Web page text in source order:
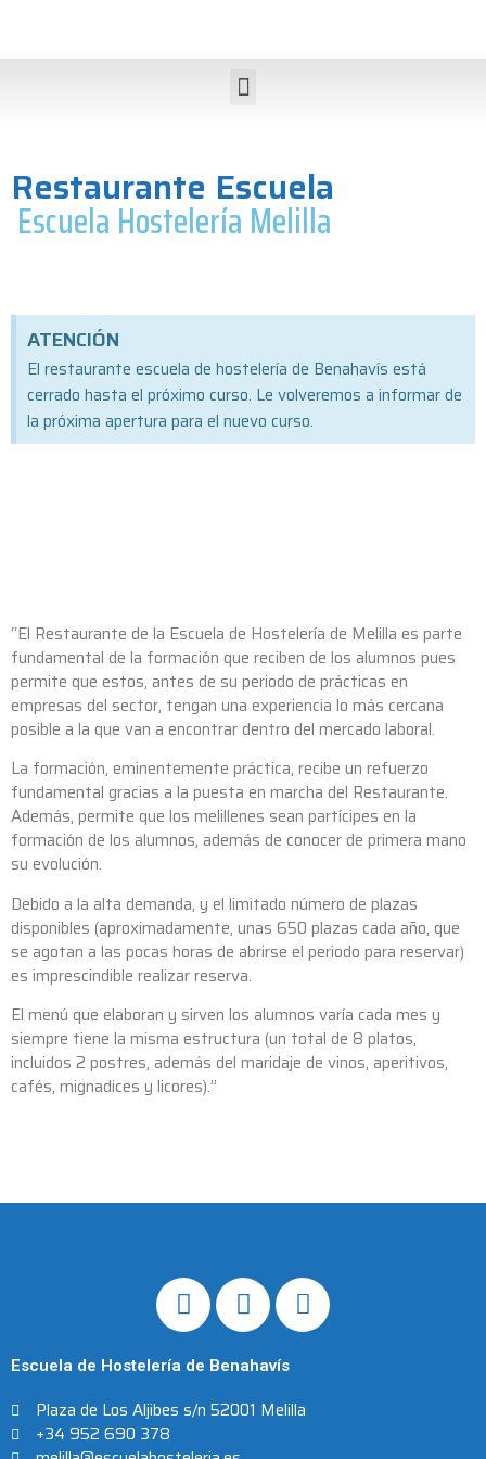
Restaurante Escuela
Escuela Hostelería Melilla
ATENCIÓN
El restaurante escuela de hostelería de Benahavís está
cerrado hasta el próximo curso. Le volveremos a informar de
la próxima apertura para el nuevo curso.
“El Restaurante de la Escuela de Hostelería de Melilla es parte
fundamental de la formación que reciben de los alumnos pues
permite que estos, antes de su periodo de prácticas en
empresas del sector, tengan una experiencia lo más cercana
posible a la que van a encontrar dentro del mercado laboral.
La formación, eminentemente práctica, recibe un refuerzo
fundamental gracias a la puesta en marcha del Restaurante.
Además, permite que los melillenes sean partícipes en la
formación de los alumnos, además de conocer de primera mano
su evolución.
Debido a la alta demanda, y el limitado número de plazas
disponibles (aproximadamente, unas 650 plazas cada año, que
se agotan a las pocas horas de abrirse el periodo para reservar)
es imprescindible realizar reserva.
El menú que elaboran y sirven los alumnos varía cada mes y
siempre tiene la misma estructura (un total de 8 platos,
incluidos 2 postres, además del maridaje de vinos, aperitivos,
cafés, mignadices y licores).”
Escuela de Hostelería de Benahavís
Plaza de Los Aljibes s/n 52001 Melilla
+34 952 690 378